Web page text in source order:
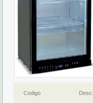
Codigo Desc.